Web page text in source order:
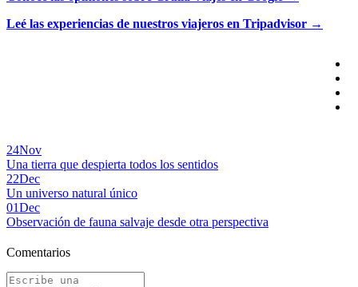
Leé las experiencias de nuestros viajeros en Tripadvisor →
24Nov
Una tierra que despierta todos los sentidos
22Dec
Un universo natural único
01Dec
Observación de fauna salvaje desde otra perspectiva
Comentarios